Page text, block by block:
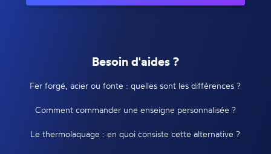
Besoin d'aides ?
Fer forgé, acier ou fonte : quelles sont les différences ?
Comment commander une enseigne personnalisée ?
Le thermolaquage : en quoi consiste cette alternative ?